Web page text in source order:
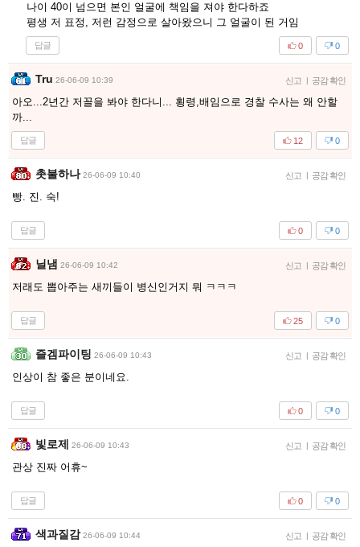
나이 40이 넘으면 본인 얼굴에 책임을 져야 한다하죠
평생 저 표정, 저런 감정으로 살아왔으니 그 얼굴이 된 거임
답글 0
0
Tru 26-06-09 10:39 신고 | 공감 확인
아오...2년간 저꼴을 봐야 한다니... 횡령,배임으로 경찰 수사는 왜 안할
까...
답글 0
12
촛불하나 26-06-09 10:40 신고 | 공감 확인
빵. 진. 숙!
답글 0
0
닐냄 26-06-09 10:42 신고 | 공감 확인
저래도 뽑아주는 새끼들이 병신인거지 뭐 ㅋㅋㅋ
답글 0
25
즐겜파이팅 26-06-09 10:43 신고 | 공감 확인
인상이 참 좋은 분이네요.
답글 0
0
빛로제 26-06-09 10:43 신고 | 공감 확인
관상 진짜 어휴~
답글 0
0
색과질감 26-06-09 10:44 신고 | 공감 확인